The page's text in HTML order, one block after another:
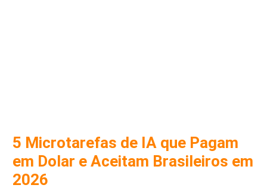
5 Microtarefas de IA que Pagam
em Dolar e Aceitam Brasileiros em
2026